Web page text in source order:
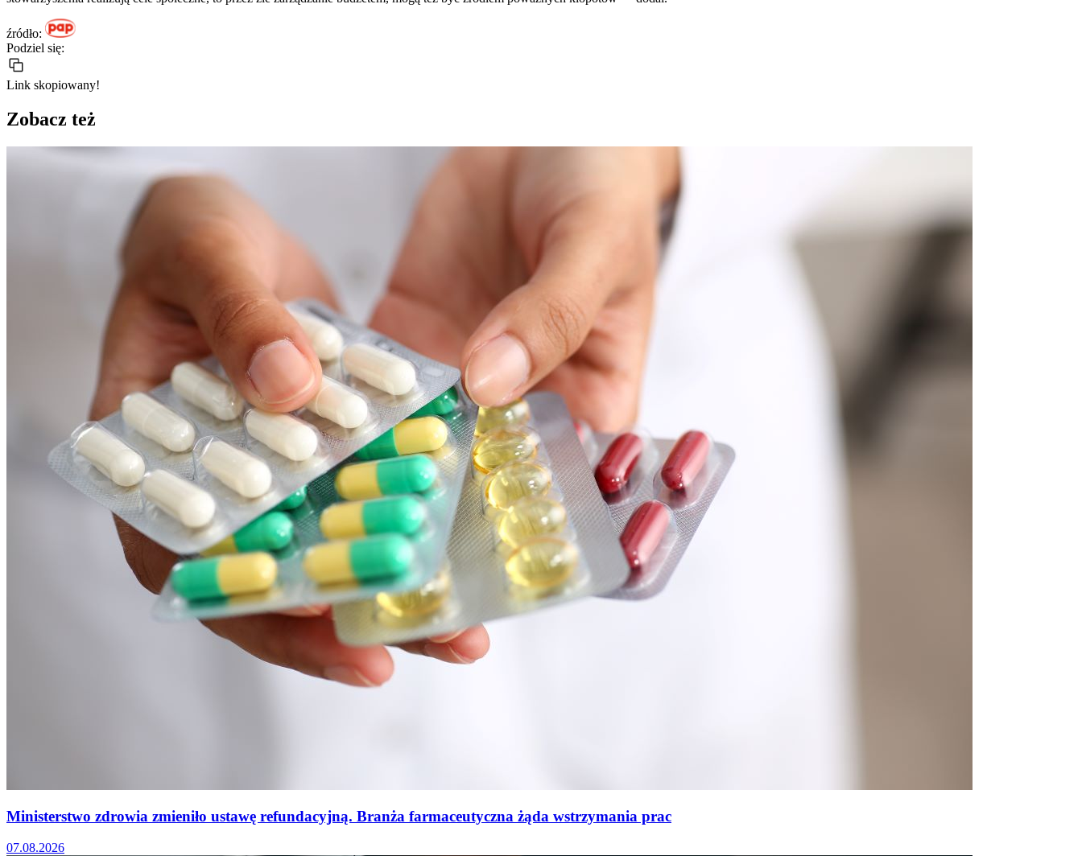
źródło:
Podziel się:
Link skopiowany!
Zobacz też
Ministerstwo zdrowia zmieniło ustawę refundacyjną. Branża farmaceutyczna żąda wstrzymania prac
07.08.2026